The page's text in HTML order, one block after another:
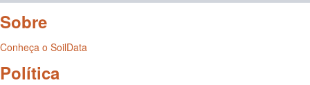
Sobre
Conheça o SoilData
Política